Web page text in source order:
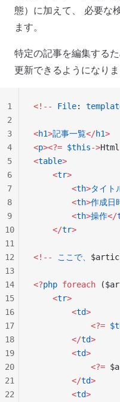
態）に加えて、 必要な
ます。
特定の記事を編集する
更新できるようになりま
<!-- File:
<h1>記事一覧</h1>
<p><?= $this->Html
<table>
    <
tr>
        <
th>タイト
        <
th>作成日
        <
th>操作</
    </
tr>
<!-- ここで、
<?php foreach
    <
tr>
        <
td>
            <?=
        </
td>
        <
td>
            <?=
        </
td>
        <
td>
1
2
3
4
5
6
7
8
9
10
11
12
13
14
15
16
17
18
19
20
21
22